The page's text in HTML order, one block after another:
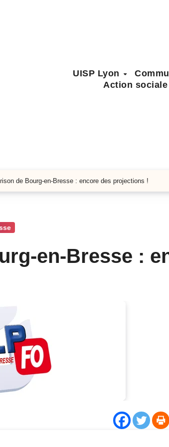
UISP Lyon
Action sociale
de Bourg-en-Bresse : encore des projections !
en-Bresse :